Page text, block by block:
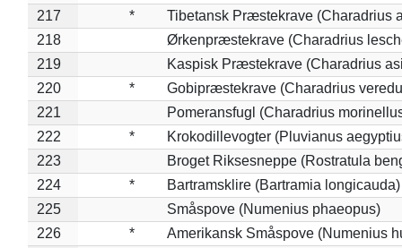
217
*
Tibetansk Præstekrave (Charadrius
218
Ørkenpræstekrave (Charadrius
219
Kaspisk Præstekrave (Charadrius
220
*
Gobipræstekrave (Charadrius
221
Pomeransfugl (Charadrius
222
*
Krokodillevogter (Pluvianus
223
Broget Riksesneppe (Rostratula
224
*
Bartramsklire (Bartramia longicauda)
225
Småspove (Numenius phaeopus)
226
*
Amerikansk Småspove (Numenius